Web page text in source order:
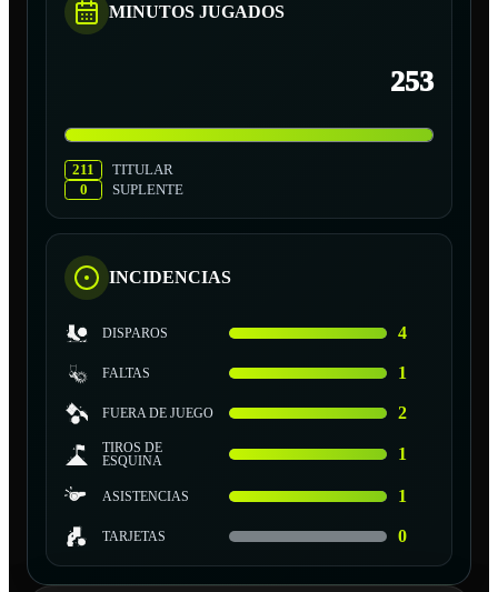
MINUTOS JUGADOS
253
211
TITULAR
0
SUPLENTE
INCIDENCIAS
DISPAROS 4
FALTAS 1
FUERA DE JUEGO 2
TIROS DE
ESQUINA
1
ASISTENCIAS 1
TARJETAS 0